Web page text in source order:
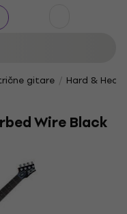
gitare
Hard & Heavy
Wire Black